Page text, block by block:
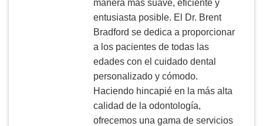
manera más suave, eficiente y
entusiasta posible. El Dr. Brent
Bradford se dedica a proporcionar
a los pacientes de todas las
edades con el cuidado dental
personalizado y cómodo.
Haciendo hincapié en la más alta
calidad de la odontología,
ofrecemos una gama de servicios